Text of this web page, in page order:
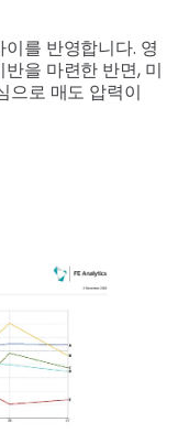
를 반영합니다. 영
을 마련한 반면, 미
으로 매도 압력이